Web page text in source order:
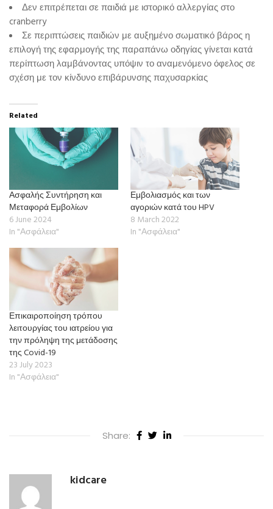
Δεν επιτρέπεται σε παιδιά με ιστορικό αλλεργίας στο
cranberry
Σε περιπτώσεις παιδιών με αυξημένο σωματικό βάρος η
επιλογή της εφαρμογής της παραπάνω οδηγίας γίνεται κατά
περίπτωση λαμβάνοντας υπόψιν το αναμενόμενο όφελος σε
σχέση με τον κίνδυνο επιβάρυνσης παχυσαρκίας
Related
Ασφαλής Συντήρηση και
Μεταφορά Εμβολίων
6 June 2024
In "Ασφάλεια"
Εμβολιασμός και των
αγοριών κατά του HPV
8 March 2022
In "Ασφάλεια"
Επικαιροποίηση τρόπου
λειτουργίας του ιατρείου για
την πρόληψη της μετάδοσης
της Covid-19
23 July 2023
In "Ασφάλεια"
Share:
kidcare